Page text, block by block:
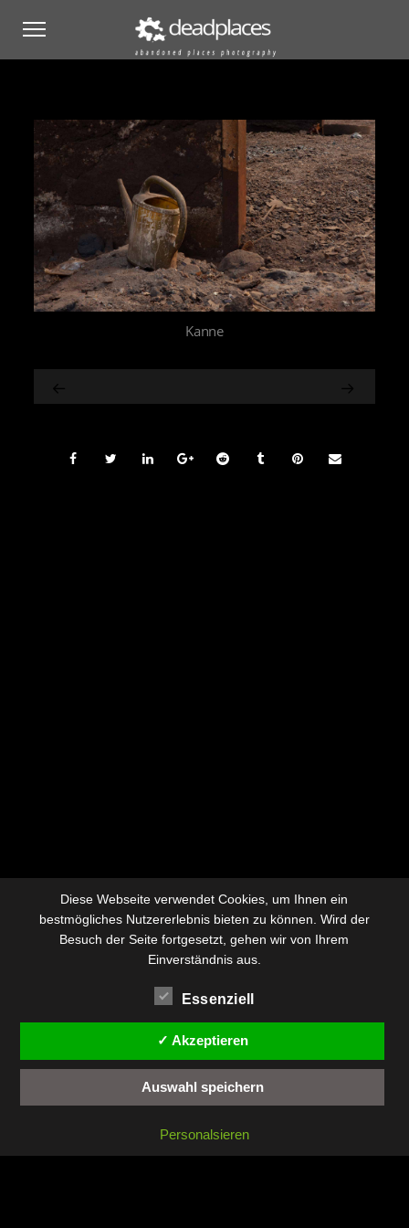
Kanne
Diese Webseite verwendet Cookies, um Ihnen ein
bestmögliches Nutzererlebnis bieten zu können. Wird der
Besuch der Seite fortgesetzt, gehen wir von Ihrem
Einverständnis aus.
Essenziell
✓ Akzeptieren
Auswahl speichern
Personalsieren